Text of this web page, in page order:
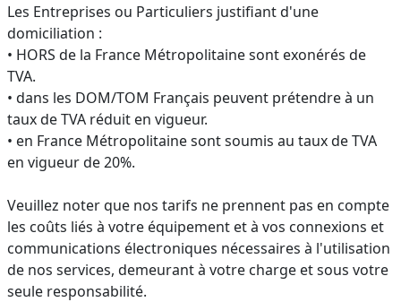
Les Entreprises ou Particuliers justifiant d'une
domiciliation :
• HORS de la France Métropolitaine sont exonérés de
TVA.
• dans les DOM/TOM Français peuvent prétendre à un
taux de TVA réduit en vigueur.
• en France Métropolitaine sont soumis au taux de TVA
en vigueur de 20%.
Veuillez noter que nos tarifs ne prennent pas en compte
les coûts liés à votre équipement et à vos connexions et
communications électroniques nécessaires à l'utilisation
de nos services, demeurant à votre charge et sous votre
seule responsabilité.